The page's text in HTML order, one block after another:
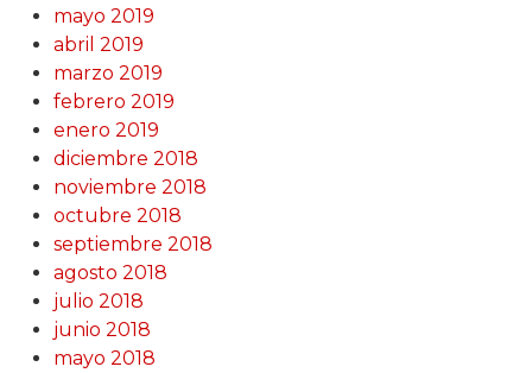
mayo 2019
abril 2019
marzo 2019
febrero 2019
enero 2019
diciembre 2018
noviembre 2018
octubre 2018
septiembre 2018
agosto 2018
julio 2018
junio 2018
mayo 2018